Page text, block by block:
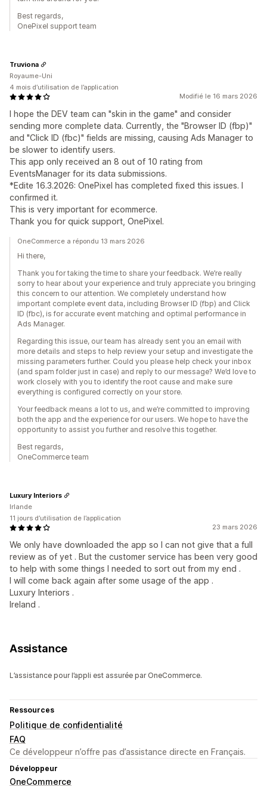
Best regards,
OnePixel support team
Modifié le 16 mars 2026
I hope the DEV team can "skin in the game" and consider
sending more complete data. Currently, the "Browser ID (fbp)"
and "Click ID (fbc)" fields are missing, causing Ads Manager to
be slower to identify users.
This app only received an 8 out of 10 rating from
EventsManager for its data submissions.
*Edite 16.3.2026: OnePixel has completed fixed this issues. I
confirmed it.
This is very important for ecommerce.
Thank you for quick support, OnePixel.
Truviona
Royaume-Uni
4 mois d’utilisation de l’application
OneCommerce a répondu 13 mars 2026
Hi there,
Thank you for taking the time to share your feedback. We’re really
sorry to hear about your experience and truly appreciate you bringing
this concern to our attention. We completely understand how
important complete event data, including Browser ID (fbp) and Click
ID (fbc), is for accurate event matching and optimal performance in
Ads Manager.
Regarding this issue, our team has already sent you an email with
more details and steps to help review your setup and investigate the
missing parameters further. Could you please help check your inbox
(and spam folder just in case) and reply to our message? We’d love to
work closely with you to identify the root cause and make sure
everything is configured correctly on your store.
Your feedback means a lot to us, and we’re committed to improving
both the app and the experience for our users. We hope to have the
opportunity to assist you further and resolve this together.
Best regards,
OneCommerce team
23 mars 2026
We only have downloaded the app so I can not give that a full
review as of yet . But the customer service has been very good
to help with some things I needed to sort out from my end .
I will come back again after some usage of the app .
Luxury Interiors .
Ireland .
Luxury Interiors
Irlande
11 jours d’utilisation de l’application
Assistance
L’assistance pour l’appli est assurée par OneCommerce.
Ressources
Politique de confidentialité
FAQ
Ce développeur n’offre pas d’assistance directe en Français.
Développeur
OneCommerce